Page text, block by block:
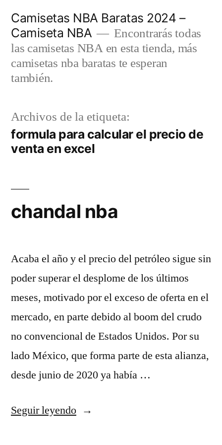
contenido
Camisetas NBA Baratas 2024 –
Camiseta NBA
Encontrarás todas
las camisetas NBA en esta tienda, más
camisetas nba baratas te esperan
también.
Archivos de la etiqueta:
formula para calcular el precio de
venta en excel
chandal nba
Acaba el año y el precio del petróleo sigue sin
poder superar el desplome de los últimos
meses, motivado por el exceso de oferta en el
mercado, en parte debido al boom del crudo
no convencional de Estados Unidos. Por su
lado México, que forma parte de esta alianza,
desde junio de 2020 ya había …
Seguir leyendo«chandal